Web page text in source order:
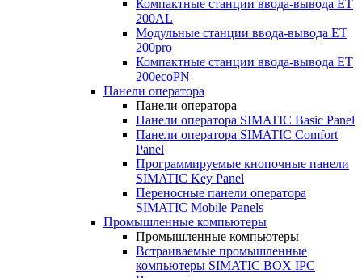
Компактные станции ввода-вывода ET
200AL
Модульные станции ввода-вывода ET
200pro
Компактные станции ввода-вывода ET
200ecoPN
Панели оператора
Панели оператора
Панели оператора SIMATIC Basic Panel
Панели оператора SIMATIC Comfort
Panel
Программируемые кнопочные панели
SIMATIC Key Panel
Переносные панели оператора
SIMATIC Mobile Panels
Промышленные компьютеры
Промышленные компьютеры
Встраиваемые промышленные
компьютеры SIMATIC BOX IPC